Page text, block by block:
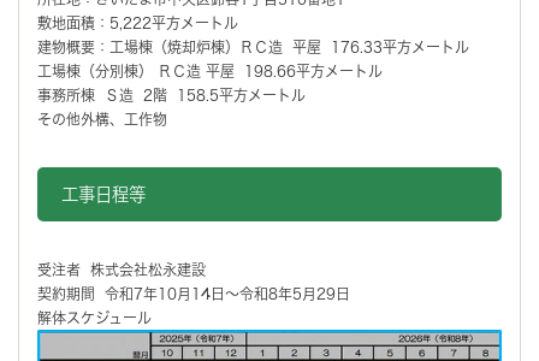
敷地面積：5,222平方メートル
建物概要：工場棟（焼却炉棟）ＲＣ造 平屋 176.33平方メートル
工場棟（分別棟） ＲＣ造 平屋 198.66平方メートル
事務所棟 Ｓ造 2階 158.5平方メートル
その他外構、工作物
工事日程等
受注者 株式会社松永建設
契約期間 令和7年10月14日～令和8年5月29日
解体スケジュール